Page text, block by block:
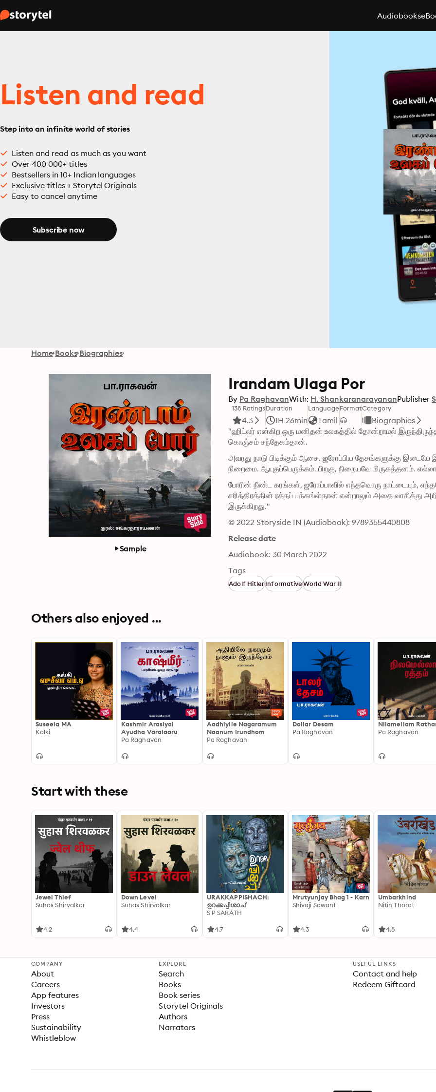
Audiobooks
Listen and read
Step into an infinite world of stories
Listen and read as much as you want
Over 400 000+ titles
Bestsellers in 10+ Indian languages
Exclusive titles + Storytel Originals
Easy to cancel anytime
Subscribe now
Home Books Biographies
Sample
Irandam Ulaga Por
By Pa RaghavanWith: H. ShankaranarayananPublisher
138 Ratings
4.3
Duration
1H 26min
Language
Tamil
FormatCategory
Biographies
"ஹிட்லர் என்கிற ஒரு மனிதன் உலகத்தில் தோன்றாமல்
கொஞ்சம் சந்தேகம்தான்.
அவரது நாடு பிடிக்கும் ஆசை. ஜரோப்பிய தேசங்களுக்கு இடையே
நிறைமை. ஆயுதப்பெருக்கம். பிறகு, நிறையவே மிருகத்தனம்.
போரின் நீண்ட கரங்கள், ஜரோப்பாவில் எந்தவொரு நாட்டையும்,
சரித்திரத்தின் ரத்தப் பக்கங்ள்தான் என்றாலும் அதை வாசித்து
இருக்கிறது."
© 2022 Storyside IN (Audiobook): 9789355440808
Release date
Audiobook: 30 March 2022
Tags
Adolf HitlerInformativeWorld War II
Others also enjoyed ...
Suseela MA
Kalki
Kashmir Arasiyal
Ayudha Varalaaru
Pa Raghavan
Aadhiyile Nagaramum
Naanum Irundhom
Pa Raghavan
Dollar Desam
Pa Raghavan
Nilamellam
Pa Raghavan
Start with these
Jewel Thief
Suhas Shirvalkar
4.2
Down Level
Suhas Shirvalkar
4.4
URAKKAPPISHACH:
ഉറക്കപ്പിശാച്
S P SARATH
4.7
Mrutyunjay Bhag 1 - Karn
Shivaji Sawant
4.3
Umbarkhind
Nitin Thorat
4.8
COMPANY
About
Careers
App features
Investors
Press
Sustainability
Whistleblow
EXPLORE
Search
Books
Book series
Storytel Originals
Authors
Narrators
USEFUL LINKS
Contact and help
Redeem Giftcard